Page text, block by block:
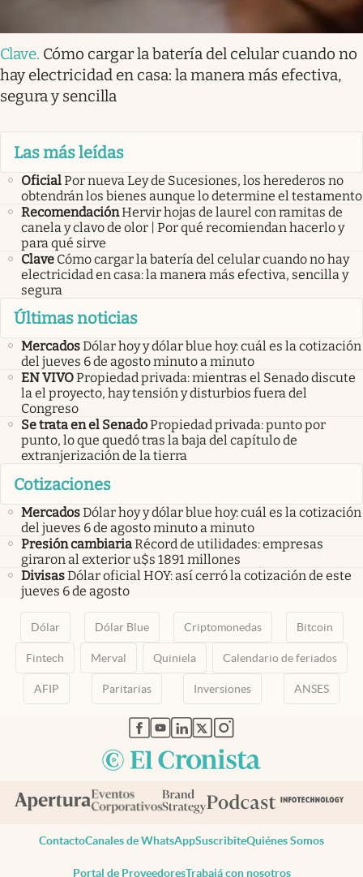
Clave. Cómo cargar la batería del celular cuando no
hay electricidad en casa: la manera más efectiva,
segura y sencilla
Las más leídas
OficialPor nueva Ley de Sucesiones, los herederos no
obtendrán los bienes aunque lo determine el testamento
RecomendaciónHervir hojas de laurel con ramitas de
canela y clavo de olor | Por qué recomiendan hacerlo y
para qué sirve
Clave Cómo cargar la batería del celular cuando no hay
electricidad en casa: la manera más efectiva, sencilla y
segura
Últimas noticias
MercadosDólar hoy y dólar blue hoy: cuál es la cotización
del jueves 6 de agosto minuto a minuto
EN VIVOPropiedad privada: mientras el Senado discute
la el proyecto, hay tensión y disturbios fuera del
Congreso
Se trata en el SenadoPropiedad privada: punto por
punto, lo que quedó tras la baja del capítulo de
extranjerización de la tierra
Cotizaciones
MercadosDólar hoy y dólar blue hoy: cuál es la cotización
del jueves 6 de agosto minuto a minuto
Presión cambiariaRécord de utilidades: empresas
giraron al exterior u$s 1891 millones
DivisasDólar oficial HOY: así cerró la cotización de este
jueves 6 de agosto
Dólar Dólar Blue Criptomonedas Bitcoin
Fintech Merval Quiniela Calendario de feriados
AFIP Paritarias Inversiones ANSES
abre en nueva pestaña
abre en nueva pestaña
abre en nueva pestaña
abre en nueva pestaña
abre en nueva pestaña
ContactoCanales de WhatsAppSuscribiteQuiénes Somos
Portal de ProveedoresTrabajá con nosotros